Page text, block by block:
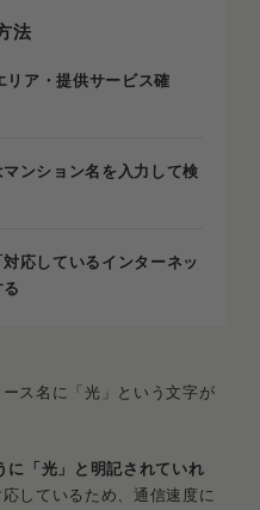
法
ア・提供サービス確
ンション名を入力して検
応しているインターネッ
ス名に「光」という文字が
に「光」と明記されていれ
応しているため、通信速度に